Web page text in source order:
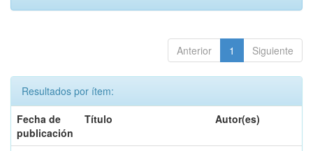
Anterior 1 Siguiente
Resultados por ítem:
Fecha de
publicación
Título Autor(es)